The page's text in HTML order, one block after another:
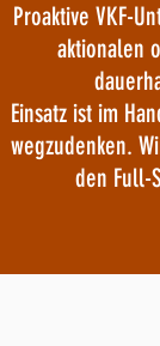
Proaktive VKF-
aktionalen
Einsatz ist im
wegzudenken.
den Full-